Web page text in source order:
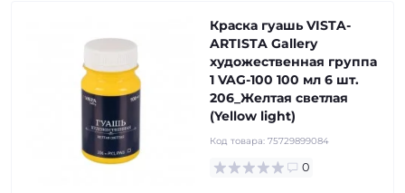
Краска гуашь VISTA-
ARTISTA Gallery
художественная группа
1 VAG-100 100 мл 6 шт.
206_Желтая светлая
(Yellow light)
Код товара: 75729899084
0